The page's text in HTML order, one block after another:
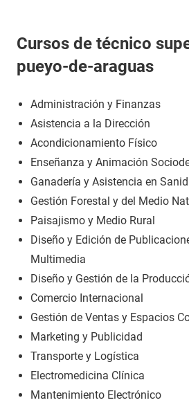
Cursos de técnico
pueyo-de-araguas
Administración y Finanzas
Asistencia a la Dirección
Acondicionamiento Físico
Enseñanza y Animación
Ganadería y Asistencia en
Gestión Forestal y del Medio
Paisajismo y Medio Rural
Diseño y Edición de
Multimedia
Diseño y Gestión de la
Comercio Internacional
Gestión de Ventas y Espacios
Marketing y Publicidad
Transporte y Logística
Electromedicina Clínica
Mantenimiento Electrónico